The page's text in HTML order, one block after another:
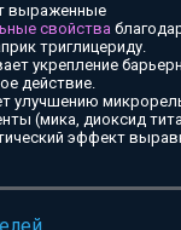
выраженные
свойства
триглицериду.
укрепление
действие.
улучшению
(мика, диоксид
эффект